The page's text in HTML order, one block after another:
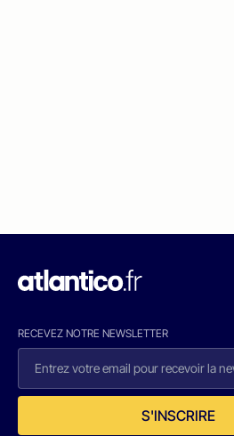
RECEVEZ NOTRE NEWSLETTER
S'INSCRIRE